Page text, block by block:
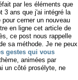
par les éléments que
3 ans que j'ai intégré la
cerner un nouveau
en ligne cet article de
ce post nous rappelle
sa méthode. Je ne peux
gestes qui vous
animées par
un côté prosélyte, ne